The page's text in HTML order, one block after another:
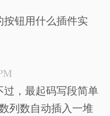
钮用什么插件实
，最起码写段简单
列数自动插入一堆